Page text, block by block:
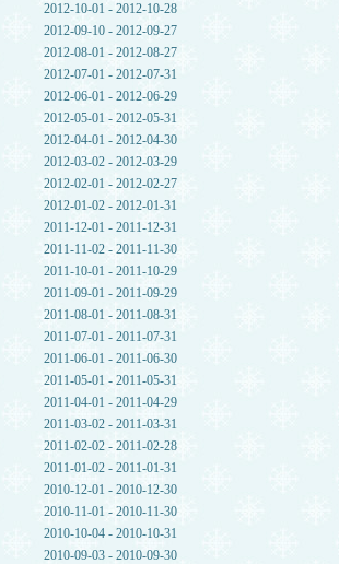
2012-10-01 - 2012-10-28
2012-09-10 - 2012-09-27
2012-08-01 - 2012-08-27
2012-07-01 - 2012-07-31
2012-06-01 - 2012-06-29
2012-05-01 - 2012-05-31
2012-04-01 - 2012-04-30
2012-03-02 - 2012-03-29
2012-02-01 - 2012-02-27
2012-01-02 - 2012-01-31
2011-12-01 - 2011-12-31
2011-11-02 - 2011-11-30
2011-10-01 - 2011-10-29
2011-09-01 - 2011-09-29
2011-08-01 - 2011-08-31
2011-07-01 - 2011-07-31
2011-06-01 - 2011-06-30
2011-05-01 - 2011-05-31
2011-04-01 - 2011-04-29
2011-03-02 - 2011-03-31
2011-02-02 - 2011-02-28
2011-01-02 - 2011-01-31
2010-12-01 - 2010-12-30
2010-11-01 - 2010-11-30
2010-10-04 - 2010-10-31
2010-09-03 - 2010-09-30